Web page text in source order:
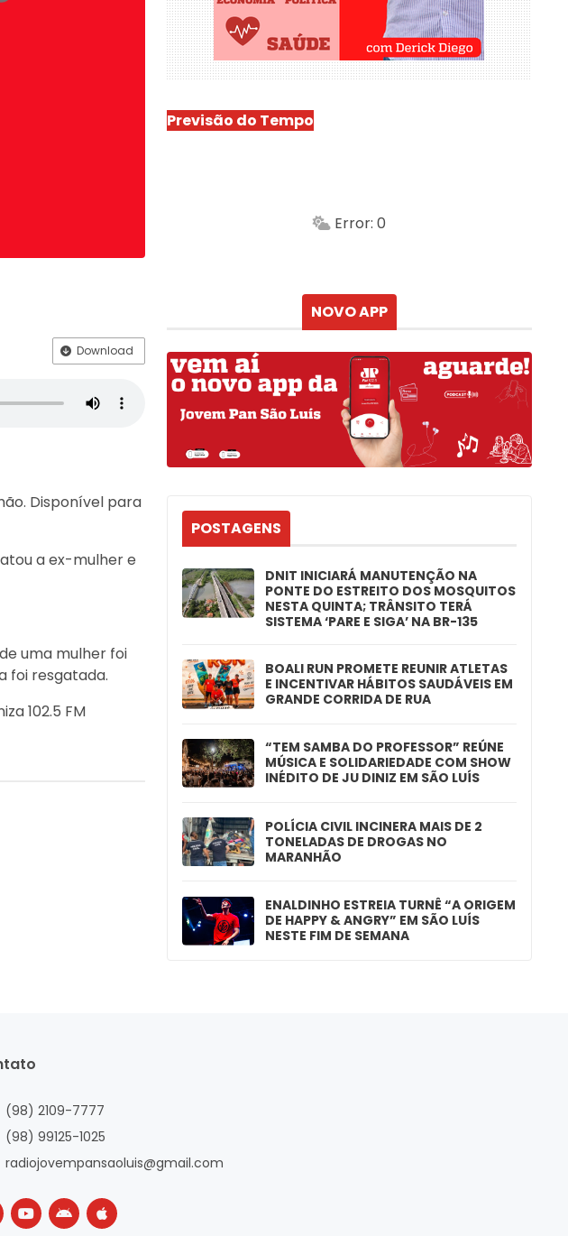
Download
Disponível para
a ex-mulher e
uma mulher foi
foi resgatada.
102.5 FM
Previsão do Tempo
Min.
Error: 0
NOVO APP
POSTAGENS
DNIT INICIARÁ MANUTENÇÃO NA
PONTE DO ESTREITO DOS MOSQUITOS
NESTA QUINTA; TRÂNSITO TERÁ
SISTEMA ‘PARE E SIGA’ NA BR-135
BOALI RUN PROMETE REUNIR ATLETAS
E INCENTIVAR HÁBITOS SAUDÁVEIS EM
GRANDE CORRIDA DE RUA
“TEM SAMBA DO PROFESSOR” REÚNE
MÚSICA E SOLIDARIEDADE COM SHOW
INÉDITO DE JU DINIZ EM SÃO LUÍS
POLÍCIA CIVIL INCINERA MAIS DE 2
TONELADAS DE DROGAS NO
MARANHÃO
ENALDINHO ESTREIA TURNÊ “A ORIGEM
DE HAPPY & ANGRY” EM SÃO LUÍS
NESTE FIM DE SEMANA
(98) 2109-7777
(98) 99125-1025
radiojovempansaoluis@gmail.com